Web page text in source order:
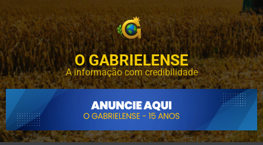
k
p
t
o
c
o
n
t
e
O GABRIELENSE
A informação com credibilidade